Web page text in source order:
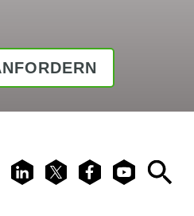
LinkedIn
X FacebookYoutubeSearch